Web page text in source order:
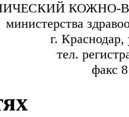
КОЖНО-
министерства
г.
тел.
факс